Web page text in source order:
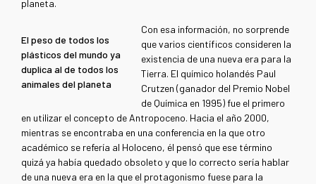
planeta.
El peso de todos los
plásticos del mundo ya
duplica al de todos los
animales del planeta
Con esa información, no sorprende
que varios científicos consideren la
existencia de una nueva era para la
Tierra. El químico holandés Paul
Crutzen (ganador del Premio Nobel
de Química en 1995) fue el primero
en utilizar el concepto de Antropoceno. Hacia el año 2000,
mientras se encontraba en una conferencia en la que otro
académico se refería al Holoceno, él pensó que ese término
quizá ya había quedado obsoleto y que lo correcto sería hablar
de una nueva era en la que el protagonismo fuese para la